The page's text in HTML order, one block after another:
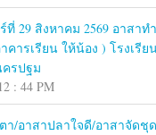
ที่ 29 สิงหาคม 2569 อาสา
ารเรียน ให้น้อง ) โรงเรีย
รปฐม
: 44 PM
า/อาสาปลาใจดี/อาสาจัดชุ